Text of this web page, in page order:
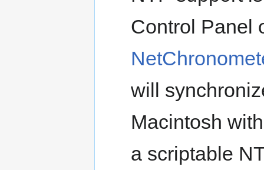
Control Panel
will
Macintosh
a scriptable